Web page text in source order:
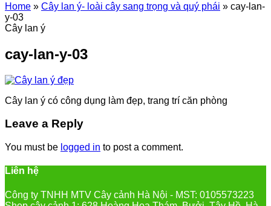
Home » Cây lan ý- loài cây sang trọng và quý phái » cay-lan-
y-03
Cây lan ý
cay-lan-y-03
Cây lan ý có công dụng làm đẹp, trang trí căn phòng
Leave a Reply
You must be logged in to post a comment.
Liên hệ
Công ty TNHH MTV Cây cảnh Hà Nội - MST: 0105573223